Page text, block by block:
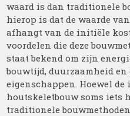
waard is dan traditionele
hierop is dat de waarde
afhangt van de initiële
voordelen die deze
staat bekend om zijn
bouwtijd, duurzaamheid en
eigenschappen. Hoewel
houtskeletbouw soms iets
traditionele